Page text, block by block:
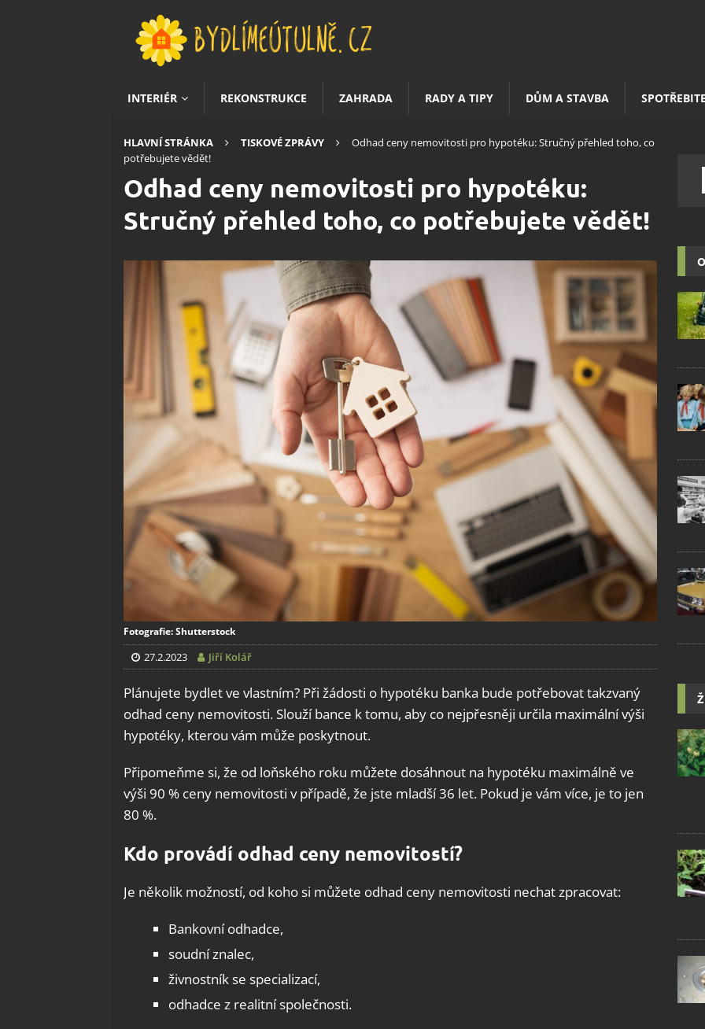
INTERIÉR REKONSTRUKCE ZAHRADA RADY A TIPY DŮM A STAVBA
HLAVNÍ STRÁNKA TISKOVÉ ZPRÁVY
Odhad ceny nemovitosti pro hypotéku: Stručný přehled toho, co
potřebujete vědět!
Odhad ceny nemovitosti pro hypotéku:
Stručný přehled toho, co potřebujete vědět!
Fotografie: Shutterstock
27.2.2023 Jiří Kolář
Plánujete bydlet ve vlastním? Při žádosti o hypotéku banka bude potřebovat takzvaný
odhad ceny nemovitosti. Slouží bance k tomu, aby co nejpřesněji určila maximální výši
hypotéky, kterou vám může poskytnout.
Připomeňme si, že od loňského roku můžete dosáhnout na hypotéku maximálně ve
výši 90 % ceny nemovitosti v případě, že jste mladší 36 let. Pokud je vám více, je to jen
80 %.
Kdo provádí odhad ceny nemovitostí?
Je několik možností, od koho si můžete odhad ceny nemovitosti nechat zpracovat:
Bankovní odhadce,
soudní znalec,
živnostník se specializací,
odhadce z realitní společnosti.